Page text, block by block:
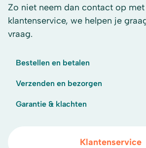
Zo niet neem dan contact op
klantenservice, we helpen je
vraag.
Bestellen en betalen
Verzenden en bezorgen
Garantie & klachten
Klantenservice